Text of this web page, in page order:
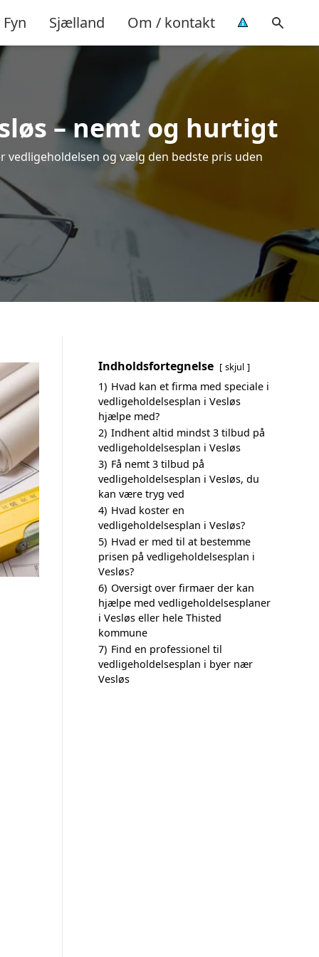
Fyn Sjælland Om / kontakt
– nemt og hurtigt
vedligeholdelsen og vælg den bedste pris uden
Indholdsfortegnelse skjul
1) Hvad kan et firma med speciale i
vedligeholdelsesplan i Vesløs
hjælpe med?
2) Indhent altid mindst 3 tilbud på
vedligeholdelsesplan i Vesløs
3) Få nemt 3 tilbud på
vedligeholdelsesplan i Vesløs, du
kan være tryg ved
4) Hvad koster en
vedligeholdelsesplan i Vesløs?
5) Hvad er med til at bestemme
prisen på vedligeholdelsesplan i
Vesløs?
6) Oversigt over firmaer der kan
hjælpe med vedligeholdelsesplaner
i Vesløs eller hele Thisted
kommune
7) Find en professionel til
vedligeholdelsesplan i byer nær
Vesløs